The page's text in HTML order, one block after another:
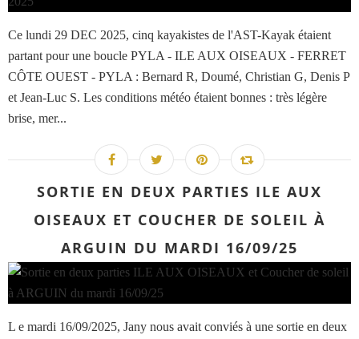
Ce lundi 29 DEC 2025, cinq kayakistes de l'AST-Kayak étaient
partant pour une boucle PYLA - ILE AUX OISEAUX - FERRET
CÔTE OUEST - PYLA : Bernard R, Doumé, Christian G, Denis P
et Jean-Luc S. Les conditions météo étaient bonnes : très légère
brise, mer...
SORTIE EN DEUX PARTIES ILE AUX
OISEAUX ET COUCHER DE SOLEIL À
ARGUIN DU MARDI 16/09/25
L e mardi 16/09/2025, Jany nous avait conviés à une sortie en deux